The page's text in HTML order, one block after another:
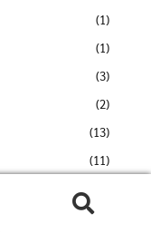
(1)
(1)
(3)
(2)
(13)
(11)